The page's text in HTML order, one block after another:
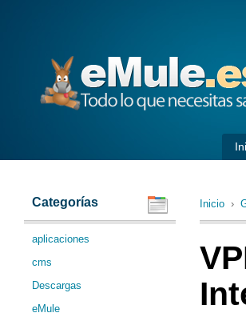
Categorías
aplicaciones
cms
Descargas
eMule
Inicio ›